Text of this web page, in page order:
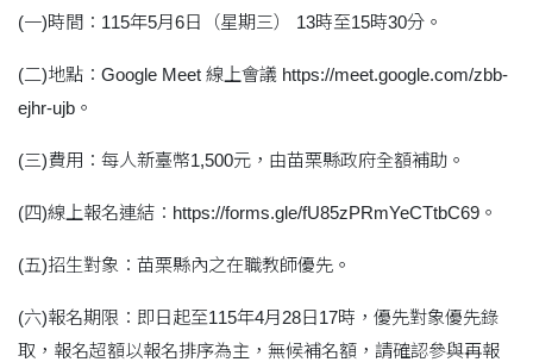
(一)時間：115年5月6日（星期三） 13時至15時30分。
(二)地點：Google Meet 線上會議 https://meet.google.com/zbb-
ejhr-ujb。
(三)費用：每人新臺幣1,500元，由苗栗縣政府全額補助。
(四)線上報名連結：https://forms.gle/fU85zPRmYeCTtbC69。
(五)招生對象：苗栗縣內之在職教師優先。
(六)報名期限：即日起至115年4月28日17時，優先對象優先錄
取，報名超額以報名排序為主，無候補名額，請確認參與再報